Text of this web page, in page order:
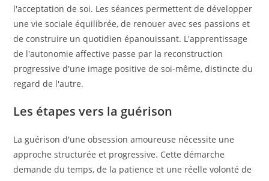
l'acceptation de soi. Les séances permettent de développer
une vie sociale équilibrée, de renouer avec ses passions et
de construire un quotidien épanouissant. L'apprentissage
de l'autonomie affective passe par la reconstruction
progressive d'une image positive de soi-même, distincte du
regard de l'autre.
Les étapes vers la guérison
La guérison d'une obsession amoureuse nécessite une
approche structurée et progressive. Cette démarche
demande du temps, de la patience et une réelle volonté de